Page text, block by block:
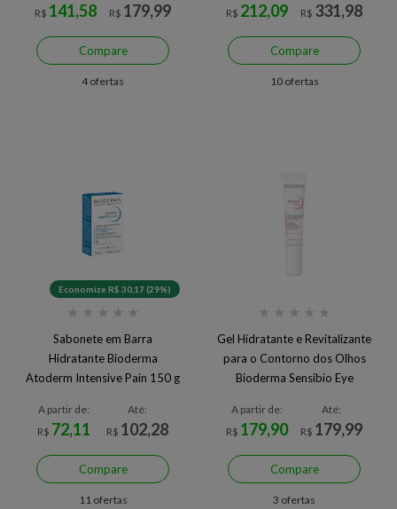
R$ 141,58
R$ 179,99
Compare
4 ofertas
R$ 212,09
R$ 331,98
Compare
10 ofertas
Economize R$ 30,17 (29%)
★ ★ ★ ★ ★
Sabonete em Barra
Hidratante Bioderma
Atoderm Intensive Pain 150 g
A partir de:
R$ 72,11
Até:
R$ 102,28
Compare
11 ofertas
★ ★ ★ ★ ★
Gel Hidratante e Revitalizante
para o Contorno dos Olhos
Bioderma Sensibio Eye
A partir de:
R$ 179,90
Até:
R$ 179,99
Compare
3 ofertas